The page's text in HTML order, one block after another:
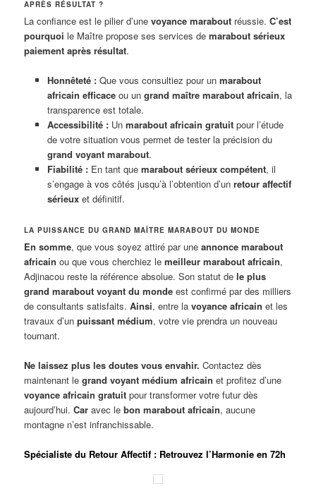
APRÈS RÉSULTAT ?
La confiance est le pilier d’unevoyance marabout réussie.C’est
pourquoi le Maître propose ses services demarabout sérieux
paiement après résultat.
Honnêteté :Que vous consultiez pour un marabout
africain efficaceou un grand maître marabout africain, la
transparence est totale.
Accessibilité :Un marabout africain gratuitpour l’étude
de votre situation vous permet de tester la précision du
grand voyant marabout.
Fiabilité :En tant que marabout sérieux compétent, il
s’engage à vos côtés jusqu’à l’obtention d’un retour affectif
sérieuxet définitif.
LA PUISSANCE DU GRAND MAÎTRE MARABOUT DU MONDE
En somme, que vous soyez attiré par uneannonce marabout
africain ou que vous cherchiez lemeilleur marabout africain,
Adjinacou reste la référence absolue. Son statut dele plus
grand marabout voyant du monde est confirmé par des milliers
de consultants satisfaits.Ainsi, entre lavoyance africain et les
travaux d’unpuissant médium, votre vie prendra un nouveau
tournant.
Ne laissez plus les doutes vous envahir. Contactez dès
maintenant legrand voyant médium africain et profitez d’une
voyance africain gratuit pour transformer votre futur dès
aujourd’hui.Car avec lebon marabout africain, aucune
montagne n’est infranchissable.
Spécialiste du Retour Affectif : Retrouvez l’Harmonie en 72h